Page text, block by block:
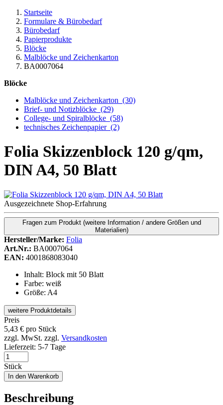
Startseite
Formulare & Bürobedarf
Bürobedarf
Papierprodukte
Blöcke
Malblöcke und Zeichenkarton
BA0007064
Blöcke
Malblöcke und Zeichenkarton (30)
Brief- und Notizblöcke (29)
College- und Spiralblöcke (58)
technisches Zeichenpapier (2)
Folia Skizzenblock 120 g/qm,
DIN A4, 50 Blatt
Ausgezeichnete Shop-Erfahrung
Fragen zum Produkt (weitere Information / andere Größen und
Materialien)
Hersteller/Marke: Folia
Art.Nr.: BA0007064
EAN: 4001868083040
Inhalt: Block mit 50 Blatt
Farbe: weiß
Größe: A4
weitere Produktdetails
Preis
5,43 € pro Stück
zzgl. MwSt. zzgl. Versandkosten
Lieferzeit: 5-7 Tage
Stück
In den Warenkorb
Beschreibung